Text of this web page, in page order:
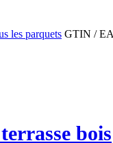
bois
les parquets GTIN /